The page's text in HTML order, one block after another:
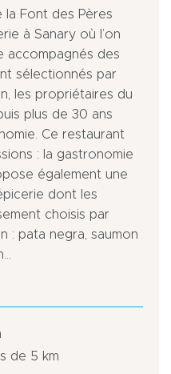
la Font des Pères
à Sanary où l’on
accompagnés des
sélectionnés par
les propriétaires du
plus de 30 ans
Ce restaurant
: la gastronomie
également une
dont les
choisis par
: pata negra, saumon
de 5 km